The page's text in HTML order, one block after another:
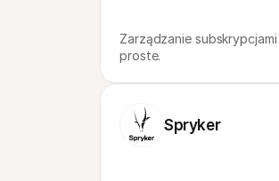
Zarządzanie
proste.
Spryker